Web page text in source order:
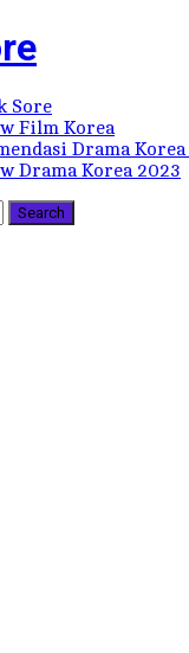
Sore
Film Korea
Drama
Drama Korea 2023
Search